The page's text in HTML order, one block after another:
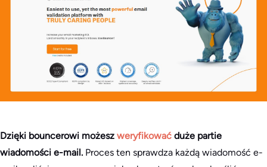
Dzięki bouncerowi możesz weryfikować duże partie
wiadomości e-mail. Proces ten sprawdza każdą wiadomość e-